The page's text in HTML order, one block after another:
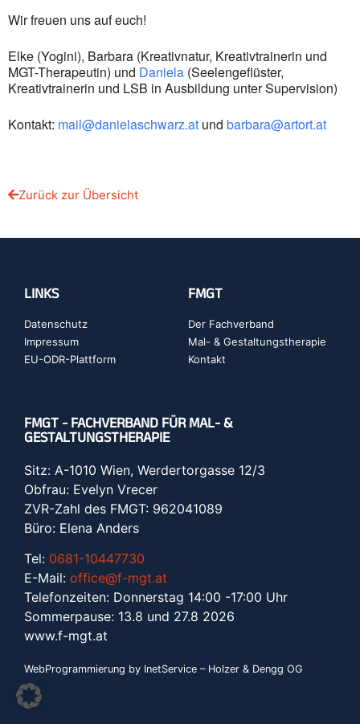
Wir freuen uns auf euch!
Elke (Yogini), Barbara (Kreativnatur, Kreativtrainerin und
MGT-Therapeutin) und Daniela (Seelengeflüster,
Kreativtrainerin und LSB in Ausbildung unter Supervision)
Kontakt: mail@danielaschwarz.at und barbara@artort.at
Zurück zur Übersicht
LINKS
Datenschutz
Impressum
EU-ODR-Plattform
FMGT
Der Fachverband
Mal- & Gestaltungstherapie
Kontakt
FMGT - FACHVERBAND FÜR MAL- &
GESTALTUNGSTHERAPIE
Sitz: A-1010 Wien, Werdertorgasse 12/3
Obfrau: Evelyn Vrecer
ZVR-Zahl des FMGT: 962041089
Büro: Elena Anders
Tel: 0681-10447730
E-Mail: office@f-mgt.at
Telefonzeiten: Donnerstag 14:00 -17:00 Uhr
Sommerpause: 13.8 und 27.8 2026
www.f-mgt.at
WebProgrammierung by InetService – Holzer & Dengg OG